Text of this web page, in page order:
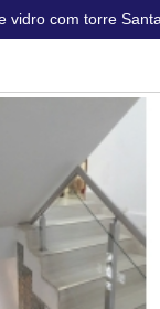
vidro com torre